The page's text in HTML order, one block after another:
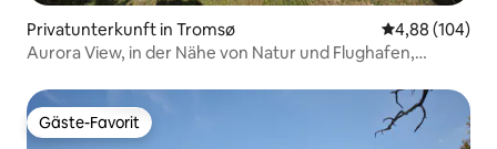
Privatunterkunft in Tromsø
4,88 (104)
Aurora View, in der Nähe von Natur und Flughafen,
Gäste-Favorit
Gäste-Favorit